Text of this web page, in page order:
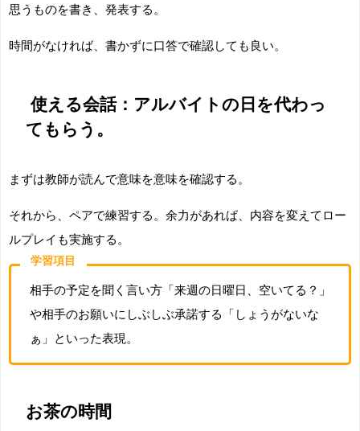
思うものを書き、発表する。
時間がなければ、書かずに口答で確認しても良い。
使える会話：アルバイトの日を代わっ
てもらう。
まずは教師が読んで意味を意味を確認する。
それから、ペアで練習する。余力があれば、内容を変えてロー
ルプレイも実施する。
学習項目
相手の予定を聞く言い方「来週の日曜日、空いてる？」
や相手のお願いにしぶしぶ承諾する「しょうがないな
ぁ」といった表現。
お茶の時間